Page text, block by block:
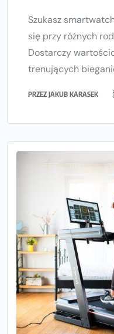
Szukasz
się przy różnych
Dostarczy
trenujących
PRZEZ JAKUB KARASEK